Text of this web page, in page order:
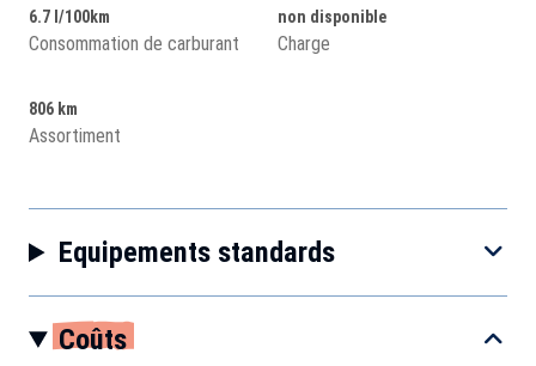
6.7 l/100km
Consommation de carburant
non disponible
Charge
806 km
Assortiment
Equipements standards
Coûts